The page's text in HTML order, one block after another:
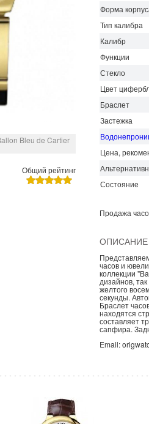
Bleu de Cartier
Общий рейтинг
Форма
Тип калибра
Калибр
Функции
Стекло
Цвет
Браслет
Застежка
Цена,
Состояние
Продажа
ОПИСАНИЕ
часов и
коллекции
дизайнов,
желтого
секунды.
Браслет
находятся
составляет
сапфира.
Email: